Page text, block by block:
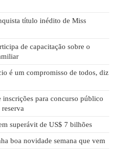
título inédito de Miss
de capacitação sobre o
é um compromisso de todos, diz
inscrições para concurso público
superávit de US$ 7 bilhões
boa novidade semana que vem